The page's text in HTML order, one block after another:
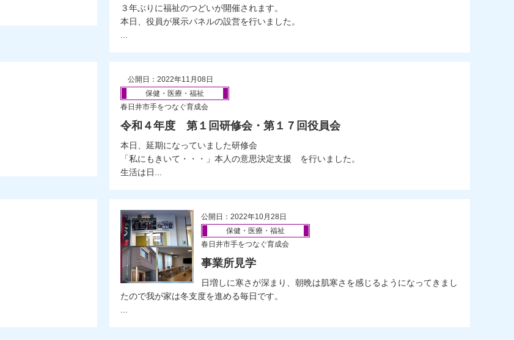
３年ぶりに福祉のつどいが開催されます。
本日、役員が展示パネルの設営を行いました。
公開日：2022年11月08日
保健・医療・福祉
春日井市手をつなぐ育成会
令和４年度 第１回研修会・第１７回役員会
本日、延期になっていました研修会
「私にもきいて・・・」本人の意思決定支援 を行いました。
生活は日...
公開日：2022年10月28日
保健・医療・福祉
春日井市手をつなぐ育成会
事業所見学
日増しに寒さが深まり、朝晩は肌寒さを感じるようになってきまし
たので我が家は冬支度を進める毎日です。